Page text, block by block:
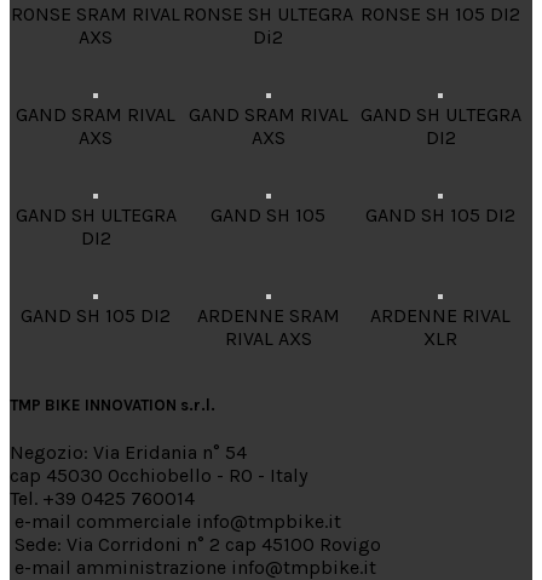
RONSE SRAM RIVAL
AXS
RONSE SH ULTEGRA
Di2
RONSE SH 105 DI2
GAND SRAM RIVAL
AXS
GAND SRAM RIVAL
AXS
GAND SH ULTEGRA
DI2
GAND SH ULTEGRA
DI2
GAND SH 105 GAND SH 105 DI2
GAND SH 105 DI2
ARDENNE SRAM
RIVAL AXS
ARDENNE RIVAL
XLR
TMP BIKE INNOVATION s.r.l.
Negozio: Via Eridania n° 54
cap 45030 Occhiobello - RO - Italy
Tel. +39 0425 760014
e-mail commerciale info@tmpbike.it
Sede: Via Corridoni n° 2 cap 45100 Rovigo
e-mail amministrazione info@tmpbike.it